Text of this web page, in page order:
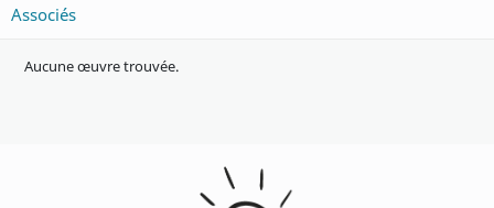
Associés
Aucune œuvre trouvée.